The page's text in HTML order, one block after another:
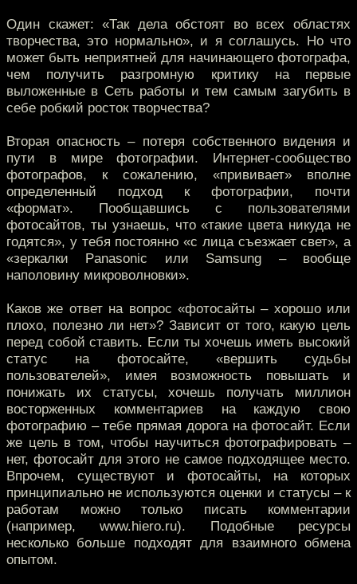
Один скажет: «Так дела обстоят во всех областях
творчества, это нормально», и я соглашусь. Но что
может быть неприятней для начинающего фотографа,
чем получить разгромную критику на первые
выложенные в Сеть работы и тем самым загубить в
себе робкий росток творчества?
Вторая опасность – потеря собственного видения и
пути в мире фотографии. Интернет-сообщество
фотографов, к сожалению, «прививает» вполне
определенный подход к фотографии, почти
«формат». Пообщавшись с пользователями
фотосайтов, ты узнаешь, что «такие цвета никуда не
годятся», у тебя постоянно «с лица съезжает свет», а
«зеркалки Panasonic или Samsung – вообще
наполовину микроволновки».
Каков же ответ на вопрос «фотосайты – хорошо или
плохо, полезно ли нет»? Зависит от того, какую цель
перед собой ставить. Если ты хочешь иметь высокий
статус на фотосайте, «вершить судьбы
пользователей», имея возможность повышать и
понижать их статусы, хочешь получать миллион
восторженных комментариев на каждую свою
фотографию – тебе прямая дорога на фотосайт. Если
же цель в том, чтобы научиться фотографировать –
нет, фотосайт для этого не самое подходящее место.
Впрочем, существуют и фотосайты, на которых
принципиально не используются оценки и статусы – к
работам можно только писать комментарии
(например, www.hiero.ru). Подобные ресурсы
несколько больше подходят для взаимного обмена
опытом.